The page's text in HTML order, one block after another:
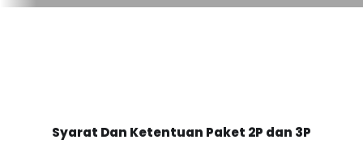
Syarat Dan Ketentuan Paket 2P dan 3P